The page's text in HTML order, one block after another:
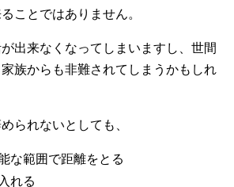
ことではありません。
出来なくなってしまいますし、世間
族からも非難されてしまうかもしれ
られないとしても、
な範囲で距離をとる
れる